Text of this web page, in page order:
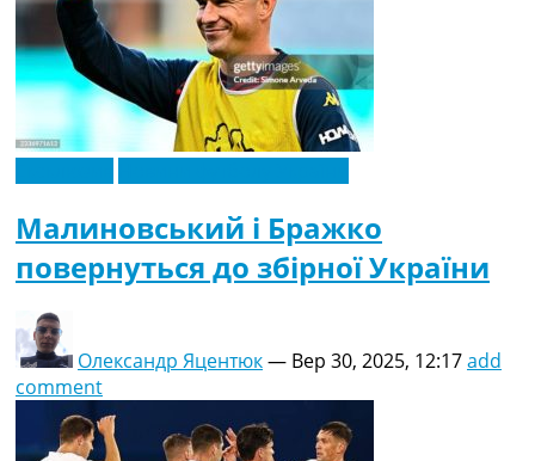
Малиновський і Бражко
повернуться до збірної України
Олександр Яцентюк— Вер 30, 2025, 12:17add
comment